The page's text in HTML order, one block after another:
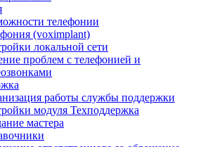
телефонии
(voximplant)
локальной сети
проблем с телефонией и
работы службы поддержки
модуля Техподдержка
мастера